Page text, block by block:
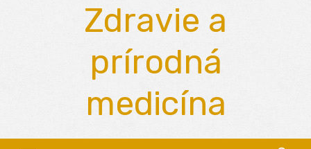
Zdravie a
prírodná
medicína